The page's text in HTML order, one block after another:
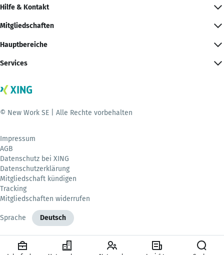
Hilfe & Kontakt
Mitgliedschaften
Hauptbereiche
Services
© New Work SE | Alle Rechte vorbehalten
Impressum
AGB
Datenschutz bei XING
Datenschutzerklärung
Mitgliedschaft kündigen
Tracking
Mitgliedschaften widerrufen
Sprache Deutsch